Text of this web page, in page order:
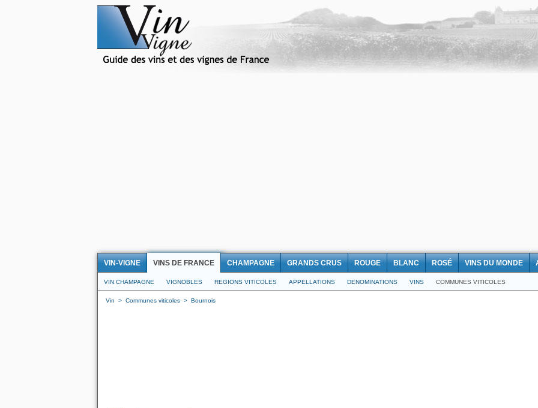
VIN-VIGNE VINS DE FRANCE CHAMPAGNE GRANDS CRUS ROUGE BLANC ROSÉ VINS DU MONDE
VIN CHAMPAGNE VIGNOBLES REGIONS VITICOLES APPELLATIONS DENOMINATIONS VINS COMMUNES VITICOLES
Vin > Communes viticoles > Bournois